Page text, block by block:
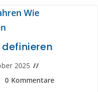
definieren
2025
0 Kommentare